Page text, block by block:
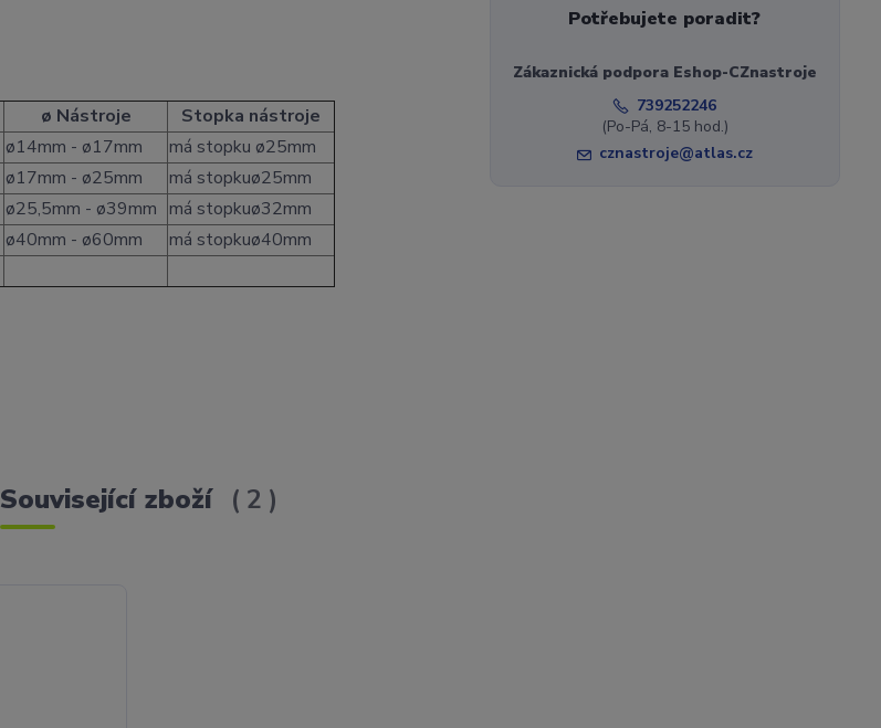
ø Nástroje
Stopka nástroje
ø14mm - ø17mm
má stopku ø25mm
ø17mm - ø25mm
má stopkuø25mm
ø25,5mm - ø39mm má stopkuø32mm
ø40mm - ø60mm
má stopkuø40mm
Potřebujete poradit?
Zákaznická podpora Eshop-CZnastroje
739252246
(Po-Pá, 8-15 hod.)
cznastroje@atlas.cz
Související zboží 2